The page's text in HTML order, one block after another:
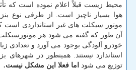
محیط زیست قبلاً اعلام نموده است كه
هوا بسیار ناچیز است. از طرفی نوع
موتور سیكلت های غیر استانداردی است
خودرو آلودگی بوجود می آورد و تعدادی
استاندارد نیستند. همینطور در شهرهای
توزیع می شود
اما فعلا این مشكل نیست.